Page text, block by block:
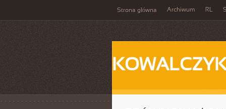
Strona główna Archiwum RL